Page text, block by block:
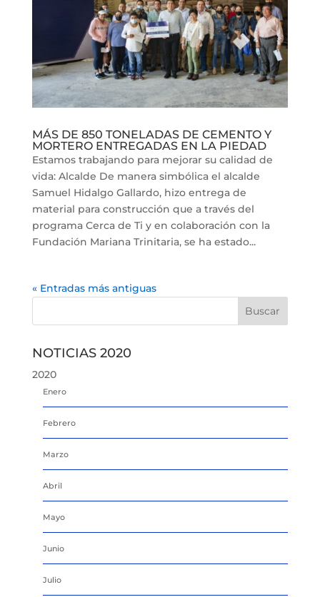
MÁS DE 850 TONELADAS DE CEMENTO Y
MORTERO ENTREGADAS EN LA PIEDAD
Estamos trabajando para mejorar su calidad de
vida: Alcalde De manera simbólica el alcalde
Samuel Hidalgo Gallardo, hizo entrega de
material para construcción que a través del
programa Cerca de Ti y en colaboración con la
Fundación Mariana Trinitaria, se ha estado...
« Entradas más antiguas
NOTICIAS 2020
2020
Enero
Febrero
Marzo
Abril
Mayo
Junio
Julio